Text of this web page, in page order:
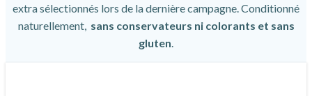
extra sélectionnés lors de la dernière campagne. Conditionné
naturellement, sans conservateurs ni colorants et sans
gluten